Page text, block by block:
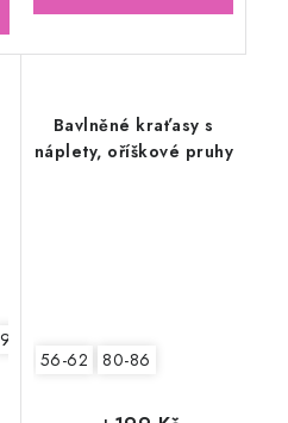
92-98
Bavlněné kraťasy s
náplety, oříškové pruhy
56-62 80-86